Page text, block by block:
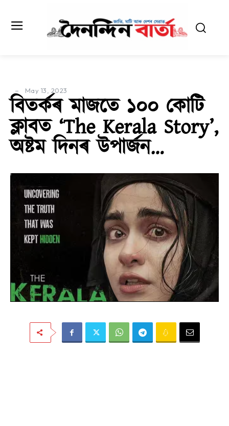
May 13, 2023
বিতৰ্কৰ মাজতে ১০০ কোটি
ক্লাবত ‘The Kerala Story’,
অষ্টম দিনৰ উপাৰ্জন…